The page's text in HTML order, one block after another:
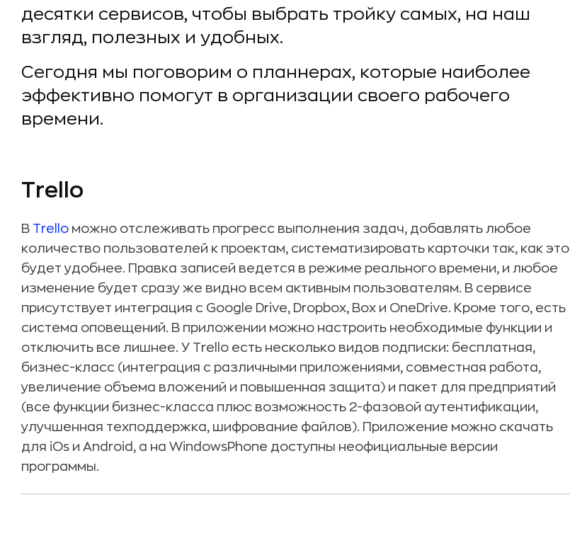
десятки сервисов, чтобы выбрать тройку самых, на наш
взгляд, полезных и удобных.
Сегодня мы поговорим о планнерах, которые наиболее
эффективно помогут в организации своего рабочего
времени.
Trello
В Trello можно отслеживать прогресс выполнения задач, добавлять любое
количество пользователей к проектам, систематизировать карточки так, как это
будет удобнее. Правка записей ведется в режиме реального времени, и любое
изменение будет сразу же видно всем активным пользователям. В сервисе
присутствует интеграция с Google Drive, Dropbox, Box и OneDrive. Кроме того, есть
система оповещений. В приложении можно настроить необходимые функции и
отключить все лишнее. У Trello есть несколько видов подписки: бесплатная,
бизнес-класс (интеграция с различными приложениями, совместная работа,
увеличение объема вложений и повышенная защита) и пакет для предприятий
(все функции бизнес-класса плюс возможность 2-фазовой аутентификации,
улучшенная техподдержка, шифрование файлов). Приложение можно скачать
для iOs и Android, а на WindowsPhone доступны неофициальные версии
программы.